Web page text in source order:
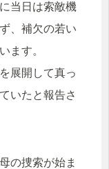
当日は索敵機
、補欠の若い
ます。
展開して真っ
いたと報告さ
の捜索が始ま